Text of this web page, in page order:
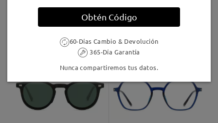
comentarios
Deje su comentario
16,95 € Andrew067
Obtén Código
60-Días Cambio & Devolución
365-Día Garantía
Nunca compartiremos tus datos.